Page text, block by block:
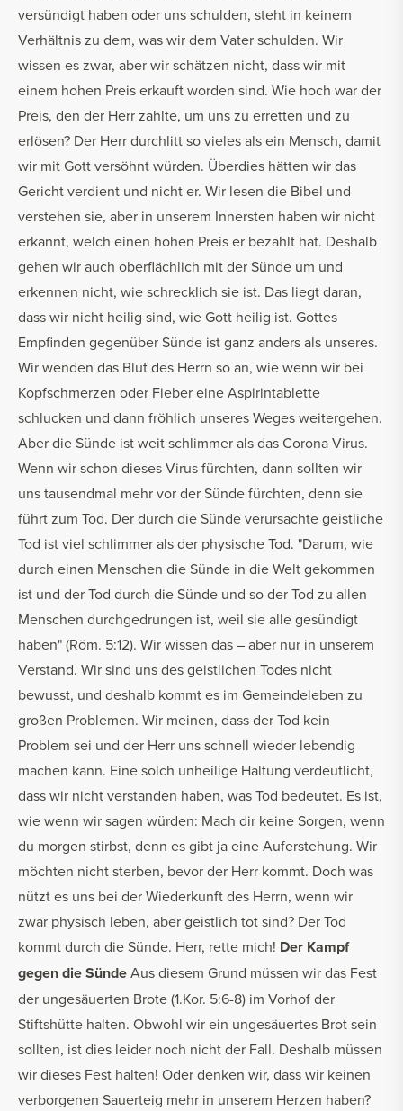
versündigt haben oder uns schulden, steht in keinem
Verhältnis zu dem, was wir dem Vater schulden. Wir
wissen es zwar, aber wir schätzen nicht, dass wir mit
einem hohen Preis erkauft worden sind. Wie hoch war der
Preis, den der Herr zahlte, um uns zu erretten und zu
erlösen? Der Herr durchlitt so vieles als ein Mensch, damit
wir mit Gott versöhnt würden. Überdies hätten wir das
Gericht verdient und nicht er. Wir lesen die Bibel und
verstehen sie, aber in unserem Innersten haben wir nicht
erkannt, welch einen hohen Preis er bezahlt hat. Deshalb
gehen wir auch oberflächlich mit der Sünde um und
erkennen nicht, wie schrecklich sie ist. Das liegt daran,
dass wir nicht heilig sind, wie Gott heilig ist. Gottes
Empfinden gegenüber Sünde ist ganz anders als unseres.
Wir wenden das Blut des Herrn so an, wie wenn wir bei
Kopfschmerzen oder Fieber eine Aspirintablette
schlucken und dann fröhlich unseres Weges weitergehen.
Aber die Sünde ist weit schlimmer als das Corona Virus.
Wenn wir schon dieses Virus fürchten, dann sollten wir
uns tausendmal mehr vor der Sünde fürchten, denn sie
führt zum Tod. Der durch die Sünde verursachte geistliche
Tod ist viel schlimmer als der physische Tod. "Darum, wie
durch einen Menschen die Sünde in die Welt gekommen
ist und der Tod durch die Sünde und so der Tod zu allen
Menschen durchgedrungen ist, weil sie alle gesündigt
haben" (Röm. 5:12). Wir wissen das – aber nur in unserem
Verstand. Wir sind uns des geistlichen Todes nicht
bewusst, und deshalb kommt es im Gemeindeleben zu
großen Problemen. Wir meinen, dass der Tod kein
Problem sei und der Herr uns schnell wieder lebendig
machen kann. Eine solch unheilige Haltung verdeutlicht,
dass wir nicht verstanden haben, was Tod bedeutet. Es ist,
wie wenn wir sagen würden: Mach dir keine Sorgen, wenn
du morgen stirbst, denn es gibt ja eine Auferstehung. Wir
möchten nicht sterben, bevor der Herr kommt. Doch was
nützt es uns bei der Wiederkunft des Herrn, wenn wir
zwar physisch leben, aber geistlich tot sind? Der Tod
kommt durch die Sünde. Herr, rette mich! Der Kampf
gegen die SündeAus diesem Grund müssen wir das Fest
der ungesäuerten Brote (1.Kor. 5:6-8) im Vorhof der
Stiftshütte halten. Obwohl wir ein ungesäuertes Brot sein
sollten, ist dies leider noch nicht der Fall. Deshalb müssen
wir dieses Fest halten! Oder denken wir, dass wir keinen
verborgenen Sauerteig mehr in unserem Herzen haben?